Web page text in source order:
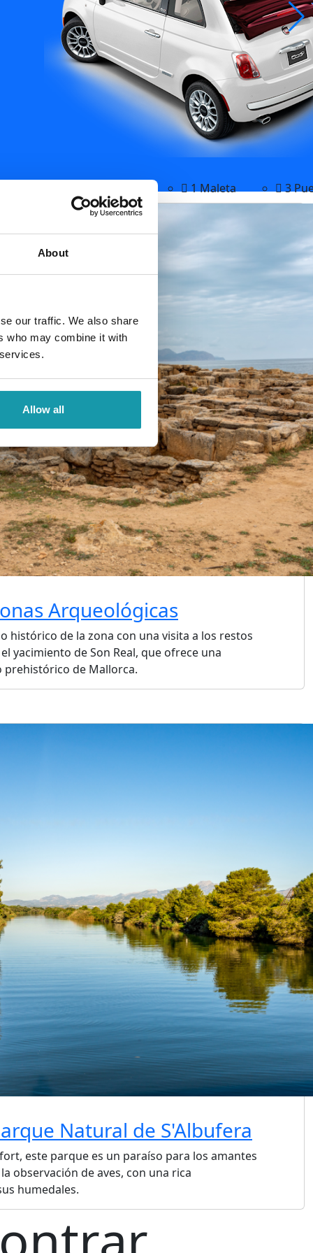
About
our traffic. We also share
who may combine it with
Allow all
1 Maleta 3
Arqueológicas
histórico de la zona con una visita a los restos
yacimiento de Son Real, que ofrece una
prehistórico de Mallorca.
Natural de S'Albufera
este parque es un paraíso para los amantes
observación de aves, con una rica
humedales.